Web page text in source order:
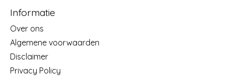
Informatie
Over ons
Algemene voorwaarden
Disclaimer
Privacy Policy